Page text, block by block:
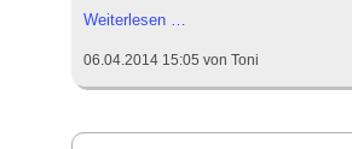
Weiterlesen …
SV
Haslach
06.04.2014 15:05 von Toni